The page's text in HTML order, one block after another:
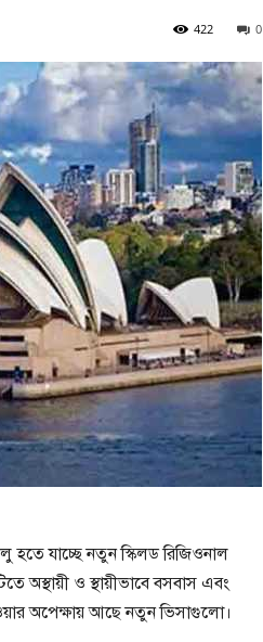
0
422
হতে যাচ্ছে নতুন স্কিলড রিজিওনাল
অস্থায়ী ও স্থায়ীভাবে বসবাস এবং
অপেক্ষায় আছে নতুন ভিসাগুলো।